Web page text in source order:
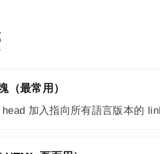
（最常用）
加入指向所有語言版本的